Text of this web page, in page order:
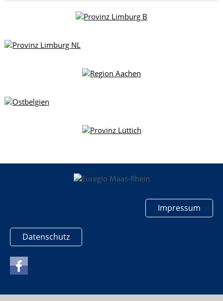
Impressum
Datenschutz